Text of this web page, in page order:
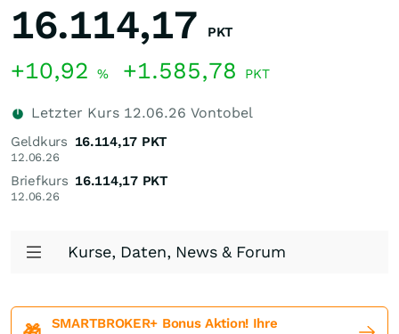
16.114,17 PKT
+10,92 % +1.585,78 PKT
Letzter Kurs 12.06.26 Vontobel
Geldkurs
12.06.26
16.114,17 PKT
Briefkurs
12.06.26
16.114,17 PKT
Kurse, Daten, News & Forum
SMARTBROKER+ Bonus Aktion! Ihre